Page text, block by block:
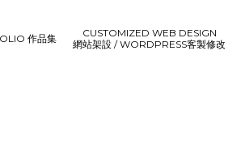
作品集
CUSTOMIZED WEB DESIGN
網站架設 / WORDPRESS客製修改